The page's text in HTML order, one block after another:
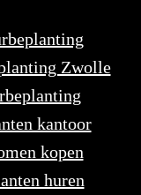
Zwolle
kantoor
kopen
huren